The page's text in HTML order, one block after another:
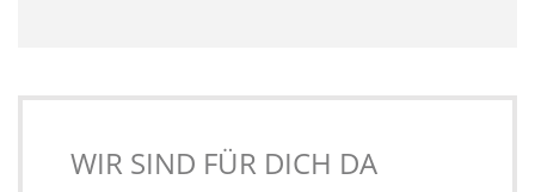
WIR SIND FÜR DICH DA